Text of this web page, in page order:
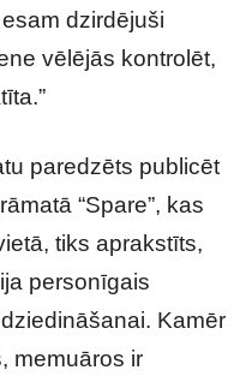
dzirdējuši
vēlējās kontrolēt,
paredzēts publicēt
“Spare”, kas
tiks aprakstīts,
personīgais
Kamēr
memuāros ir